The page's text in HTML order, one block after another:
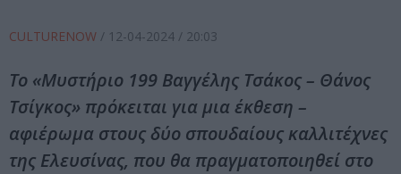
CULTURENOW / 12-04-2024 / 20:03
Το «Μυστήριο 199 Βαγγέλης Τσάκος – Θάνος
Τσίγκος» πρόκειται για μια έκθεση –
αφιέρωμα στους δύο σπουδαίους καλλιτέχνες
της Ελευσίνας, που θα πραγματοποιηθεί στο